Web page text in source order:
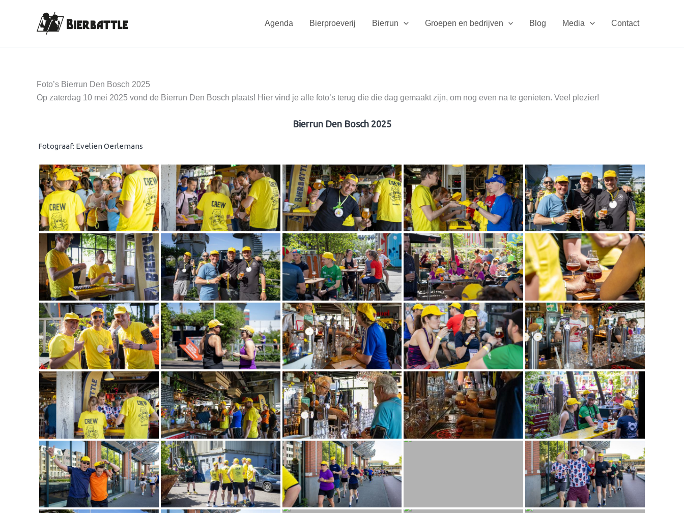
inhoud
Agenda Bierproeverij Bierrun Groepen en bedrijven Blog Media Contact
Foto’s Bierrun Den Bosch 2025
Op zaterdag 10 mei 2025 vond de Bierrun Den Bosch plaats! Hier vind je alle foto’s terug die die dag gemaakt zijn, om nog even na te genieten. Veel plezier!
Bierrun Den Bosch 2025
Fotograaf: Evelien Oerlemans